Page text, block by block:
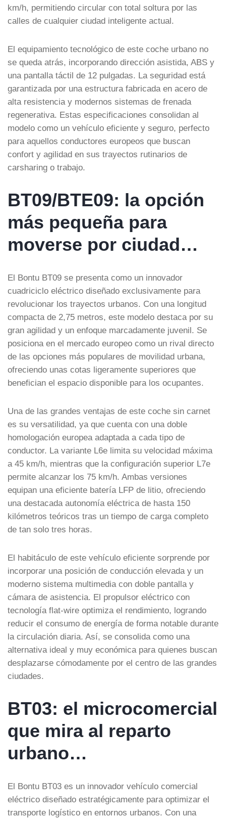
km/h, permitiendo circular con total soltura por las
calles de cualquier ciudad inteligente actual.
El equipamiento tecnológico de este coche urbano no
se queda atrás, incorporando dirección asistida, ABS y
una pantalla táctil de 12 pulgadas. La seguridad está
garantizada por una estructura fabricada en acero de
alta resistencia y modernos sistemas de frenada
regenerativa. Estas especificaciones consolidan al
modelo como un vehículo eficiente y seguro, perfecto
para aquellos conductores europeos que buscan
confort y agilidad en sus trayectos rutinarios de
carsharing o trabajo.
BT09/BTE09: la opción
más pequeña para
moverse por ciudad…
El Bontu BT09 se presenta como un innovador
cuadriciclo eléctrico diseñado exclusivamente para
revolucionar los trayectos urbanos. Con una longitud
compacta de 2,75 metros, este modelo destaca por su
gran agilidad y un enfoque marcadamente juvenil. Se
posiciona en el mercado europeo como un rival directo
de las opciones más populares de movilidad urbana,
ofreciendo unas cotas ligeramente superiores que
benefician el espacio disponible para los ocupantes.
Una de las grandes ventajas de este coche sin carnet
es su versatilidad, ya que cuenta con una doble
homologación europea adaptada a cada tipo de
conductor. La variante L6e limita su velocidad máxima
a 45 km/h, mientras que la configuración superior L7e
permite alcanzar los 75 km/h. Ambas versiones
equipan una eficiente batería LFP de litio, ofreciendo
una destacada autonomía eléctrica de hasta 150
kilómetros teóricos tras un tiempo de carga completo
de tan solo tres horas.
El habitáculo de este vehículo eficiente sorprende por
incorporar una posición de conducción elevada y un
moderno sistema multimedia con doble pantalla y
cámara de asistencia. El propulsor eléctrico con
tecnología flat-wire optimiza el rendimiento, logrando
reducir el consumo de energía de forma notable durante
la circulación diaria. Así, se consolida como una
alternativa ideal y muy económica para quienes buscan
desplazarse cómodamente por el centro de las grandes
ciudades.
BT03: el microcomercial
que mira al reparto
urbano…
El Bontu BT03 es un innovador vehículo comercial
eléctrico diseñado estratégicamente para optimizar el
transporte logístico en entornos urbanos. Con una